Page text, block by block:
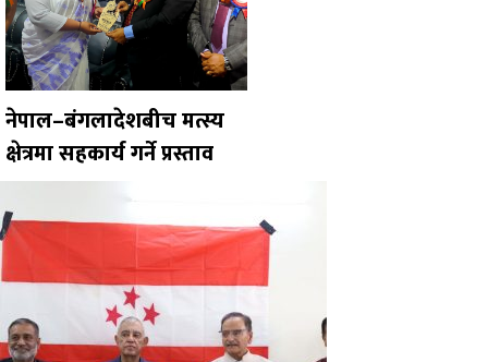
नेपाल–बंगलादेशबीच मत्स्य
क्षेत्रमा सहकार्य गर्ने प्रस्ताव